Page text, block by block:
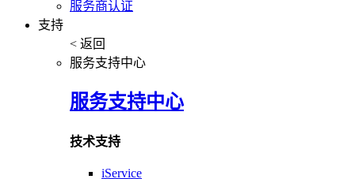
服务商认证
支持
< 返回
服务支持中心
服务支持中心
技术支持
iService